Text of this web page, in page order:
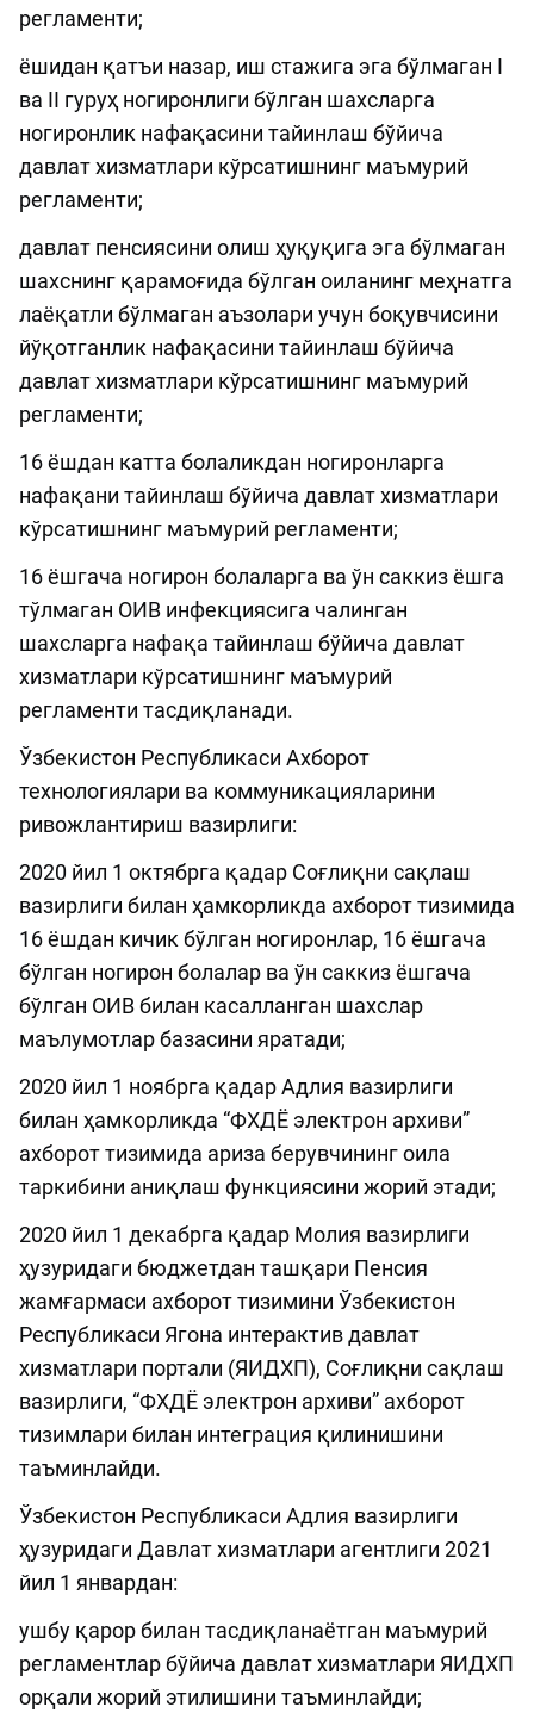
регламенти;
ёшидан қатъи назар, иш стажига эга бўлмаган I
ва II гуруҳ ногиронлиги бўлган шахсларга
ногиронлик нафақасини тайинлаш бўйича
давлат хизматлари кўрсатишнинг маъмурий
регламенти;
давлат пенсиясини олиш ҳуқуқига эга бўлмаган
шахснинг қарамоғида бўлган оиланинг меҳнатга
лаёқатли бўлмаган аъзолари учун боқувчисини
йўқотганлик нафақасини тайинлаш бўйича
давлат хизматлари кўрсатишнинг маъмурий
регламенти;
16 ёшдан катта болаликдан ногиронларга
нафақани тайинлаш бўйича давлат хизматлари
кўрсатишнинг маъмурий регламенти;
16 ёшгача ногирон болаларга ва ўн саккиз ёшга
тўлмаган ОИВ инфекциясига чалинган
шахсларга нафақа тайинлаш бўйича давлат
хизматлари кўрсатишнинг маъмурий
регламенти тасдиқланади.
Ўзбекистон Республикаси Ахборот
технологиялари ва коммуникацияларини
ривожлантириш вазирлиги:
2020 йил 1 октябрга қадар Соғлиқни сақлаш
вазирлиги билан ҳамкорликда ахборот тизимида
16 ёшдан кичик бўлган ногиронлар, 16 ёшгача
бўлган ногирон болалар ва ўн саккиз ёшгача
бўлган ОИВ билан касалланган шахслар
маълумотлар базасини яратади;
2020 йил 1 ноябрга қадар Адлия вазирлиги
билан ҳамкорликда “ФХДЁ электрон архиви”
ахборот тизимида ариза берувчининг оила
таркибини аниқлаш функциясини жорий этади;
2020 йил 1 декабрга қадар Молия вазирлиги
ҳузуридаги бюджетдан ташқари Пенсия
жамғармаси ахборот тизимини Ўзбекистон
Республикаси Ягона интерактив давлат
хизматлари портали (ЯИДХП), Соғлиқни сақлаш
вазирлиги, “ФХДЁ электрон архиви” ахборот
тизимлари билан интеграция қилинишини
таъминлайди.
Ўзбекистон Республикаси Адлия вазирлиги
ҳузуридаги Давлат хизматлари агентлиги 2021
йил 1 январдан:
ушбу қарор билан тасдиқланаётган маъмурий
регламентлар бўйича давлат хизматлари ЯИДХП
орқали жорий этилишини таъминлайди;